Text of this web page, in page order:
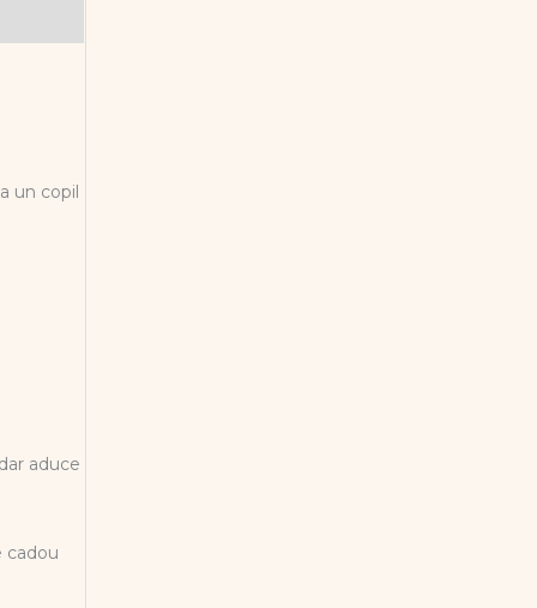
un copil
aduce
cadou